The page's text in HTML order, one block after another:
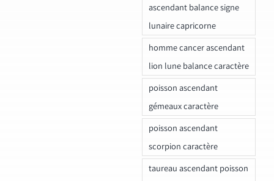
ascendant balance signe
lunaire capricorne
homme cancer ascendant
lion lune balance caractère
poisson ascendant
gémeaux caractère
poisson ascendant
scorpion caractère
taureau ascendant poisson